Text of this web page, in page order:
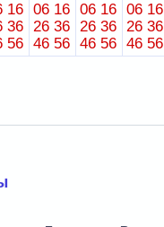
16
36
56
06 16
26 36
46 56
06 16
26 36
46 56
06 16
26 36
46 56